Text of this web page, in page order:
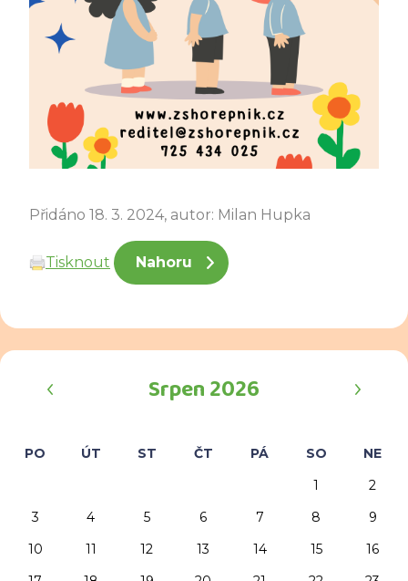
Přidáno 18. 3. 2024, autor: Milan Hupka
Tisknout Nahoru
Srpen 2026
PO ÚT ST ČT PÁ SO
NE
1
2
3
4 5 6 7 8
9
10
11 12 13 14 15
16